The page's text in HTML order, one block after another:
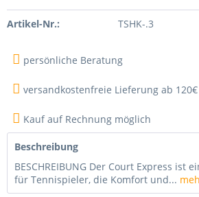
Artikel-Nr.: TSHK-.3
persönliche Beratung
versandkostenfreie Lieferung ab
Kauf auf Rechnung möglich
Beschreibung
BESCHREIBUNG Der Court Express ist
für Tennispieler, die Komfort und...